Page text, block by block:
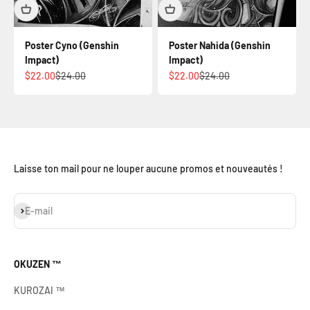
Poster Cyno (Genshin
Impact)
Prix de vente
$22.00Prix normal
$24.00
Poster Nahida (Genshin
Impact)
Prix de vente
$22.00Prix normal
$24.00
Laisse ton mail pour ne louper aucune promos et nouveautés !
E-mail
S'inscrire
OKUZEN ™
KUROZAI ™